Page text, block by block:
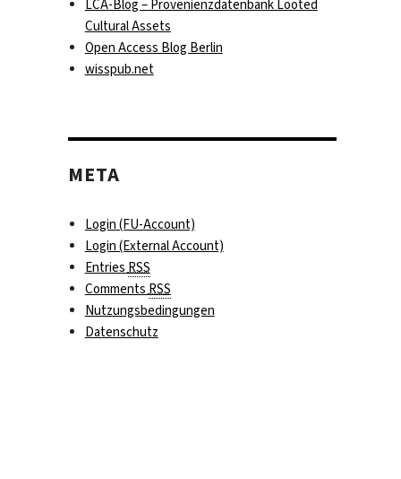
LCA-Blog – Provenienzdatenbank Looted
Cultural Assets
Open Access Blog Berlin
wisspub.net
META
Login (FU-Account)
Login (External Account)
EntriesRSS
CommentsRSS
Nutzungsbedingungen
Datenschutz